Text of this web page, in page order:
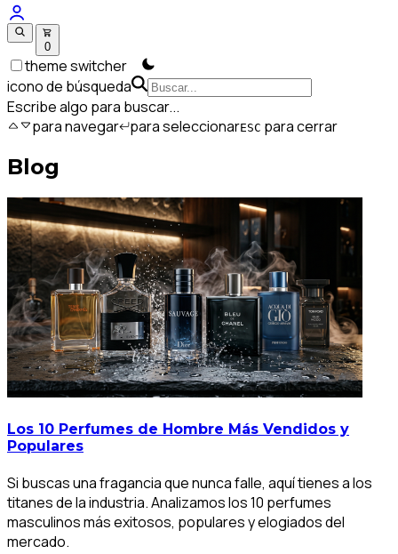
0
theme switcher
icono de búsqueda
Escribe algo para buscar...
para navegar para seleccionarESC para cerrar
Blog
Los 10 Perfumes de Hombre Más Vendidos y
Populares
Si buscas una fragancia que nunca falle, aquí tienes a los
titanes de la industria. Analizamos los 10 perfumes
masculinos más exitosos, populares y elogiados del
mercado.